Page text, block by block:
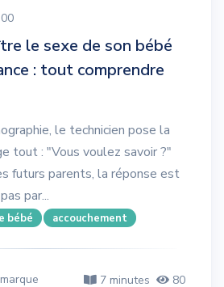
le sexe de son bébé
: tout comprendre
le technicien pose la
tout : "Vous voulez savoir ?"
futurs parents, la réponse est
par...
bébé accouchement
7 minutes 80